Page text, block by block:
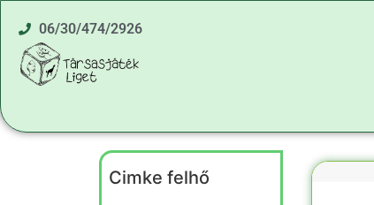
06/30/474/2926
Cimke felhő